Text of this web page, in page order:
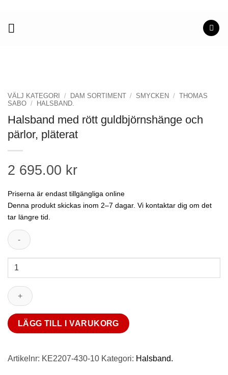
content
VÄLJ KATEGORI / DAM SORTIMENT / SMYCKEN / THOMAS
SABO / HALSBAND.
Halsband med rött guldbjörnshänge och
pärlor, pläterat
2 695.00 kr
Priserna är endast tillgängliga online
Denna produkt skickas inom 2–7 dagar. Vi kontaktar dig om det
tar längre tid.
Halsband
rött
guldbjörnshänge
pärlor,
pläterat
LÄGG TILL I VARUKORG
Artikelnr: KE2207-430-10 Kategori: Halsband.